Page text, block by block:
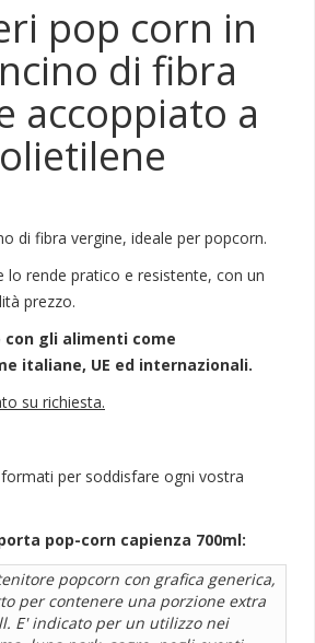
pop corn in
di fibra
accoppiato a
di fibra vergine, ideale per popcorn.
lo rende pratico e resistente, con un
prezzo.
gli alimenti come
italiane, UE ed internazionali.
su richiesta.
per soddisfare ogni vostra
pop-corn capienza 700ml:
popcorn con grafica generica,
per contenere una porzione extra
E' indicato per un utilizzo nei